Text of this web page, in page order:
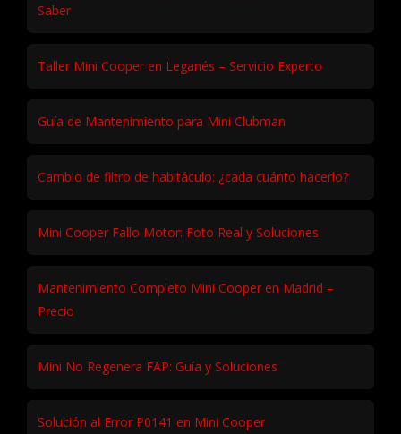
Saber
Taller Mini Cooper en Leganés – Servicio Experto
Guía de Mantenimiento para Mini Clubman
Cambio de filtro de habitáculo: ¿cada cuánto hacerlo?
Mini Cooper Fallo Motor: Foto Real y Soluciones
Mantenimiento Completo Mini Cooper en Madrid –
Precio
Mini No Regenera FAP: Guía y Soluciones
Solución al Error P0141 en Mini Cooper